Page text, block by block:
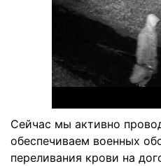
Сейчас мы активно
обеспечиваем военных
переливания крови на